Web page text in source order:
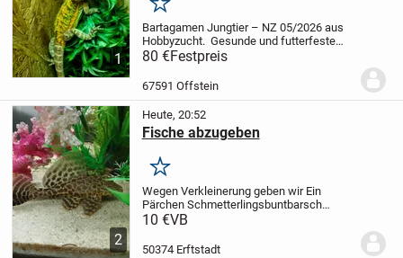
1
Merken
Bartagamen Jungtier – NZ 05/2026 aus
Hobbyzucht. Gesunde und futterfeste
Bartagamen-Nachzucht aus Mai 2026
abzugeben. Das Tier entwickeln sich
hervorragend, ist aktiv, häutet sich
80 €Festpreis
67591 Offstein
2
Heute, 20:52
Fische abzugeben
Merken
Wegen Verkleinerung geben wir Ein
Pärchen Schmetterlingsbuntbarsch
ab.Und ein l wels
10 €VB
50374 Erftstadt